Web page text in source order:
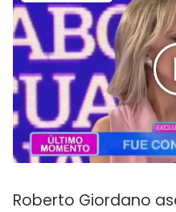
Roberto Giordano